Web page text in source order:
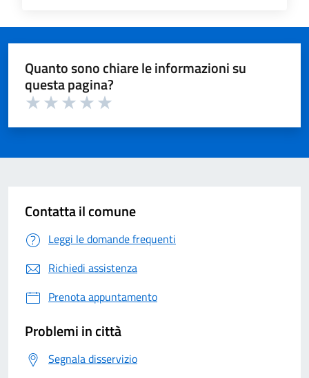
Quanto sono chiare le informazioni su
questa pagina?
Contatta il comune
Leggi le domande frequenti
Richiedi assistenza
Prenota appuntamento
Problemi in città
Segnala disservizio